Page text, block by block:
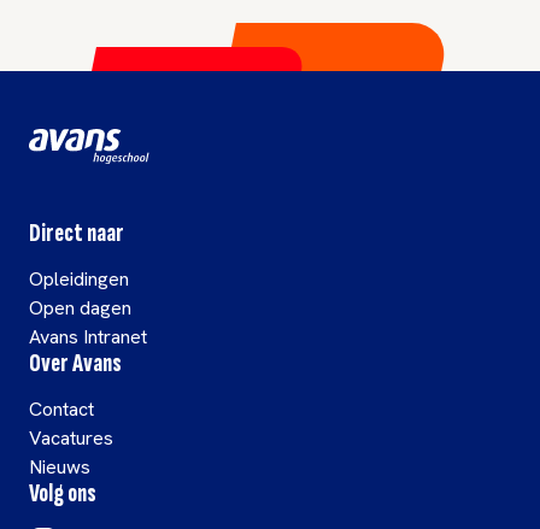
Direct naar
Opleidingen
Open dagen
Avans Intranet
Over Avans
Contact
Vacatures
Nieuws
Volg ons